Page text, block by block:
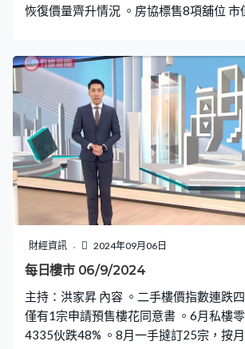
恢復價量齊升情況 。房協標售8項舖位 市
財經資訊 2024年09月06日
每日樓市 06/9/2024
主持：洪家昇 內容 。二手樓價指數連跌
僅有1宗申請預售樓花同意書 。6月私樓
4335伙跌48% 。8月一手撻訂25宗，按月